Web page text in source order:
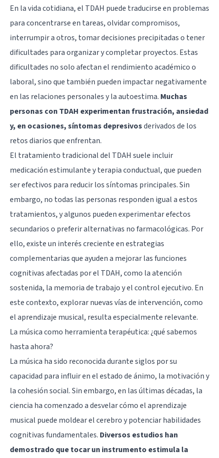
En la vida cotidiana, el TDAH puede traducirse en problemas
para concentrarse en tareas, olvidar compromisos,
interrumpir a otros, tomar decisiones precipitadas o tener
dificultades para organizar y completar proyectos. Estas
dificultades no solo afectan el rendimiento académico o
laboral, sino que también pueden impactar negativamente
en las relaciones personales y la autoestima. Muchas
personas con TDAH experimentan frustración, ansiedad
y, en ocasiones, síntomas depresivosderivados de los
retos diarios que enfrentan.
El tratamiento tradicional del TDAH suele incluir
medicación estimulante y terapia conductual, que pueden
ser efectivos para reducir los síntomas principales. Sin
embargo, no todas las personas responden igual a estos
tratamientos, y algunos pueden experimentar efectos
secundarios o preferir alternativas no farmacológicas. Por
ello, existe un interés creciente en estrategias
complementarias que ayuden a mejorar las funciones
cognitivas afectadas por el TDAH, como la atención
sostenida, la memoria de trabajo y el control ejecutivo. En
este contexto, explorar nuevas vías de intervención, como
el aprendizaje musical, resulta especialmente relevante.
La música como herramienta terapéutica: ¿qué sabemos
hasta ahora?
La música ha sido reconocida durante siglos por su
capacidad para influir en el estado de ánimo, la motivación y
la cohesión social. Sin embargo, en las últimas décadas, la
ciencia ha comenzado a desvelar cómo el aprendizaje
musical puede moldear el cerebro y potenciar habilidades
cognitivas fundamentales. Diversos estudios han
demostrado que tocar un instrumento estimula la